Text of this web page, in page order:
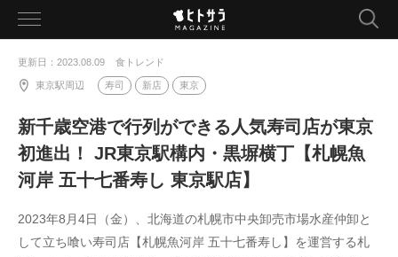
toggle
更新日：2023.08.09 食トレンド
東京駅周辺 寿司 新店 東京
新千歳空港で行列ができる人気寿司店が東京
初進出！ JR東京駅構内・黒塀横丁【札幌魚
河岸 五十七番寿し 東京駅店】
2023年8月4日（金）、北海道の札幌市中央卸売市場水産仲卸と
して立ち喰い寿司店【札幌魚河岸 五十七番寿し】を運営する札